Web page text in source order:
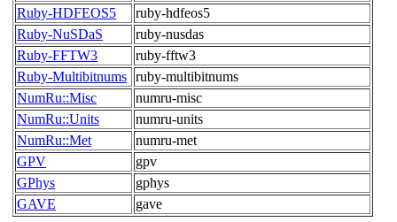
Ruby-HDFEOS5
ruby-hdfeos5
Ruby-NuSDaS
ruby-nusdas
Ruby-FFTW3
ruby-fftw3
Ruby-Multibitnums ruby-multibitnums
NumRu::Misc
numru-misc
NumRu::Units
numru-units
NumRu::Met
numru-met
GPV
gpv
GPhys
gphys
GAVE
gave